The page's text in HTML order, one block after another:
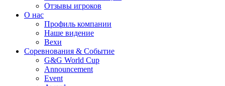
Отзывы игроков
О нас
Профиль компании
Наше видение
Вехи
Соревнования & Событие
G&G World Cup
Announcement
Event